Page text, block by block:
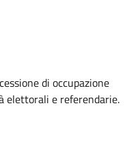
di occupazione
elettorali e referendarie.